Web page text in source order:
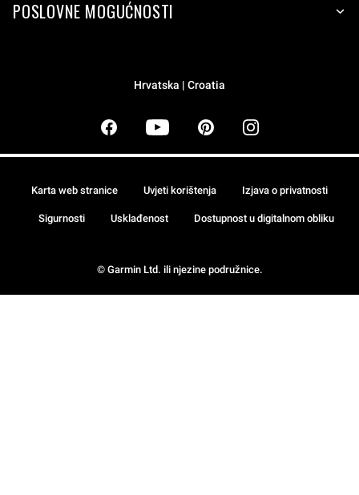
POSLOVNE MOGUĆNOSTI
Hrvatska | Croatia
© Garmin Ltd. ili njezine podružnice.
Karta web stranice Uvjeti korištenja Izjava o privatnosti
Sigurnosti Usklađenost Dostupnost u digitalnom obliku